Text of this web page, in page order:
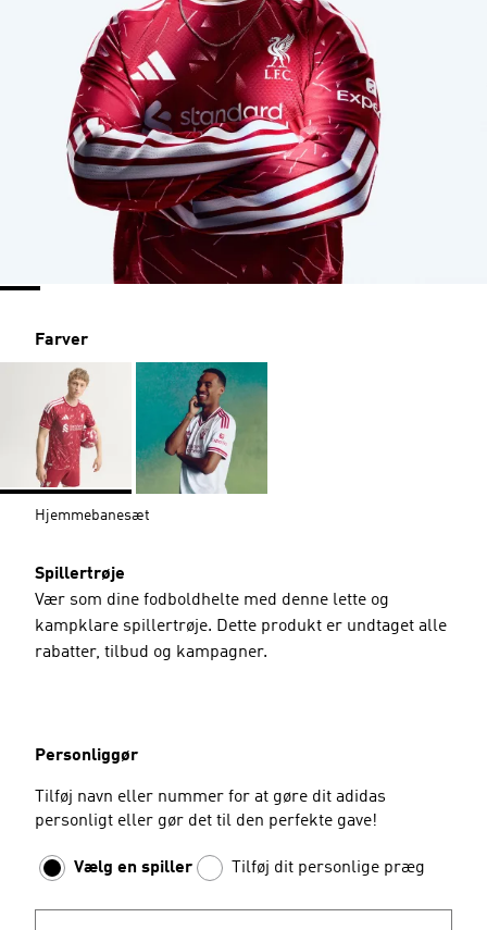
Farver
Hjemmebanesæt
Spillertrøje
Vær som dine fodboldhelte med denne lette og
kampklare spillertrøje. Dette produkt er undtaget alle
rabatter, tilbud og kampagner.
Personliggør
Tilføj navn eller nummer for at gøre dit adidas
personligt eller gør det til den perfekte gave!
Vælg en spiller Tilføj dit personlige præg